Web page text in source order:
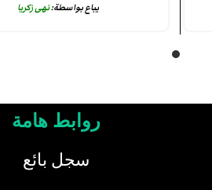
يباع بواسطة:نهى زكريا
روابط هامة
سجل بائع